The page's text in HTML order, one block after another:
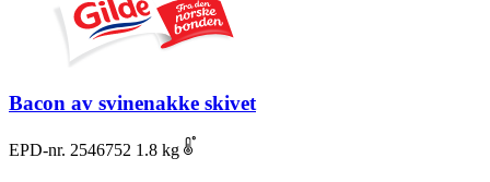
Bacon av svinenakke skivet
EPD-nr. 2546752 1.8 kg